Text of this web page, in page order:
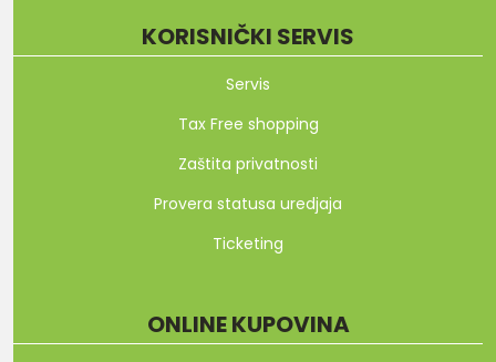
KORISNIČKI SERVIS
Servis
Tax Free shopping
Zaštita privatnosti
Provera statusa uredjaja
Ticketing
ONLINE KUPOVINA